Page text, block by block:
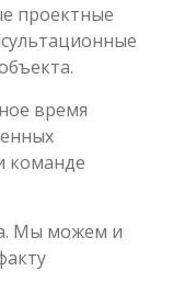
проектные
время
команде
Мы можем и